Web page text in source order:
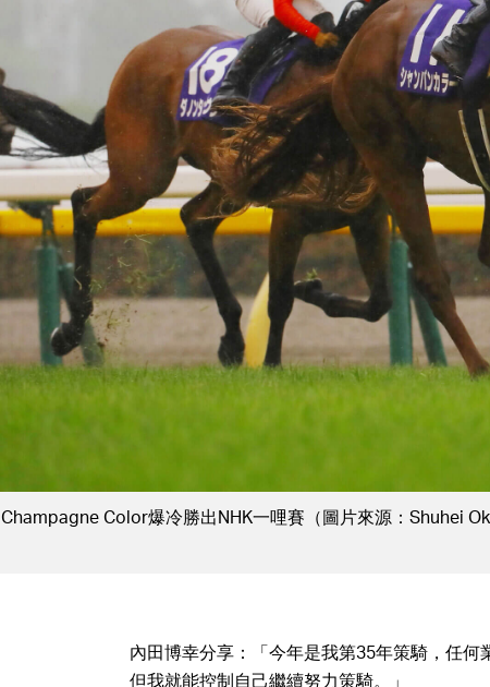
戴圖理與「新王朝」勝出英國二千堅尼（圖片來源：Alan
內田博幸分享：「今年是我第35年策騎，任何
但我就能控制自己繼續努力策騎。」